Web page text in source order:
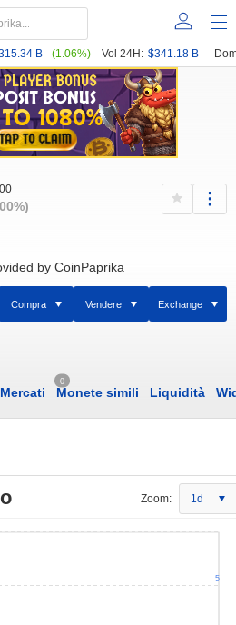
B (1.06%) Vol 24H: $341.18 B
by CoinPaprika
Compra Vendere Exchange
0
Monete simili Liquidità
Zoom: 1d
5